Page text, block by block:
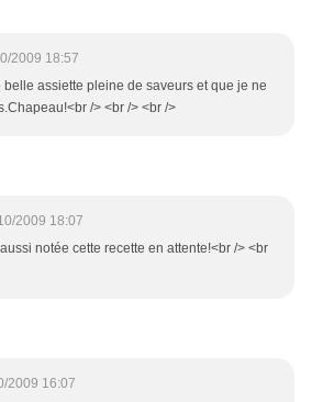
2009 18:57
belle assiette pleine de saveurs et que je ne
/> <br /> <br />
2009 18:07
notée cette recette en attente!<br /> <br
2009 16:07